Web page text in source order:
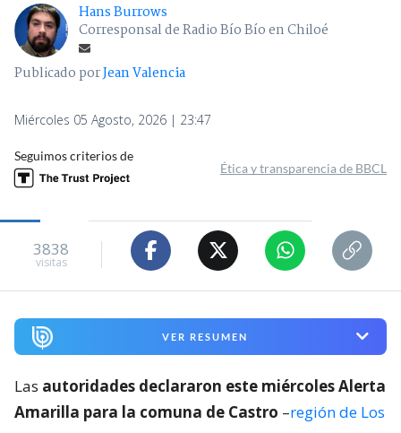
Hans Burrows
Corresponsal de Radio Bío Bío en Chiloé
Publicado porJean Valencia
Miércoles 05 Agosto, 2026 | 23:47
Seguimos criterios de
Ética y transparencia de BBCL
3838
visitas
VER RESUMEN
Las autoridades declararon este miércoles Alerta
Amarilla para la comuna de Castro –región de Los